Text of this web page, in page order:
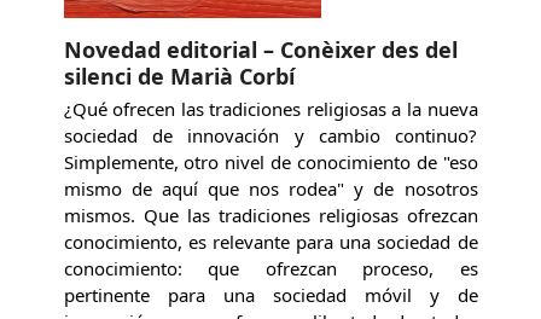
Novedad editorial – Conèixer des del
silenci de Marià Corbí
¿Qué ofrecen las tradiciones religiosas a la nueva
sociedad de innovación y cambio continuo?
Simplemente, otro nivel de conocimiento de "eso
mismo de aquí que nos rodea" y de nosotros
mismos. Que las tradiciones religiosas ofrezcan
conocimiento, es relevante para una sociedad de
conocimiento: que ofrezcan proceso, es
pertinente para una sociedad móvil y de